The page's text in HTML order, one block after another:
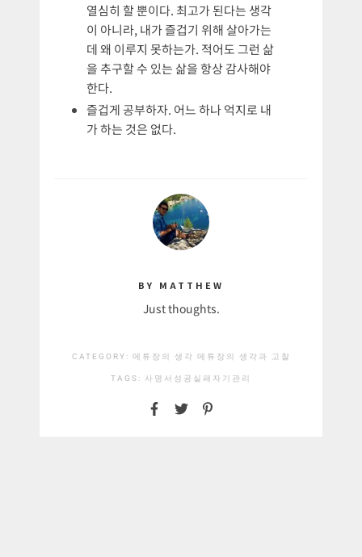
열심히 할 뿐이다. 최고가 된다는 생각
이 아니라, 내가 즐겁기 위해 살아가는
데 왜 이루지 못하는가. 적어도 그런 삶
을 추구할 수 있는 삶을 항상 감사해야
한다.
즐겁게 공부하자. 어느 하나 억지로 내
가 하는 것은 없다.
BY MATTHEW
Just thoughts.
CATEGORY: 메튜장의 생각 메튜장의 생각과 고찰
TAGS: 사명서 성공 실패 자기관리